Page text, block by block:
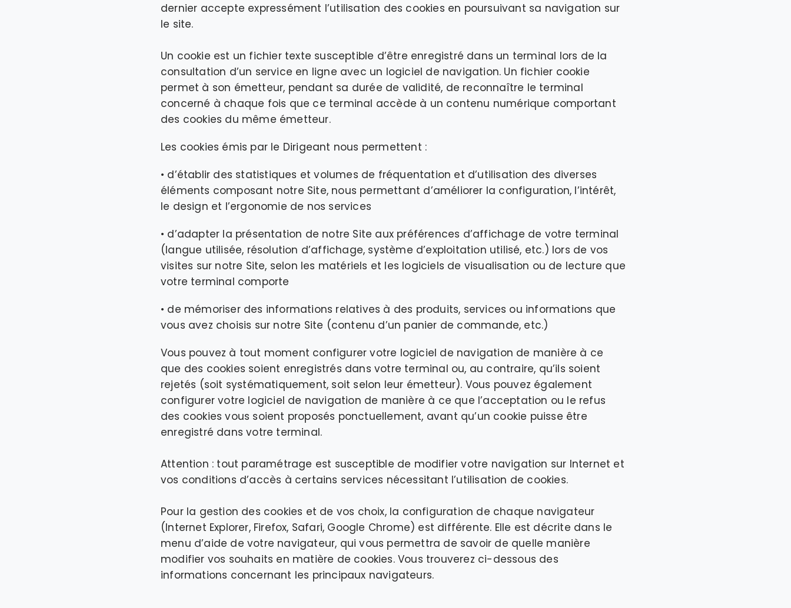
dernier accepte expressément l’utilisation des cookies en poursuivant sa navigation sur
le site.
Un cookie est un fichier texte susceptible d’être enregistré dans un terminal lors de la
consultation d’un service en ligne avec un logiciel de navigation. Un fichier cookie
permet à son émetteur, pendant sa durée de validité, de reconnaître le terminal
concerné à chaque fois que ce terminal accède à un contenu numérique comportant
des cookies du même émetteur.
Les cookies émis par le Dirigeant nous permettent :
• d’établir des statistiques et volumes de fréquentation et d’utilisation des diverses
éléments composant notre Site, nous permettant d’améliorer la configuration, l’intérêt,
le design et l’ergonomie de nos services
• d’adapter la présentation de notre Site aux préférences d’affichage de votre terminal
(langue utilisée, résolution d’affichage, système d’exploitation utilisé, etc.) lors de vos
visites sur notre Site, selon les matériels et les logiciels de visualisation ou de lecture que
votre terminal comporte
• de mémoriser des informations relatives à des produits, services ou informations que
vous avez choisis sur notre Site (contenu d’un panier de commande, etc.)
Vous pouvez à tout moment configurer votre logiciel de navigation de manière à ce
que des cookies soient enregistrés dans votre terminal ou, au contraire, qu’ils soient
rejetés (soit systématiquement, soit selon leur émetteur). Vous pouvez également
configurer votre logiciel de navigation de manière à ce que l’acceptation ou le refus
des cookies vous soient proposés ponctuellement, avant qu’un cookie puisse être
enregistré dans votre terminal.
Attention : tout paramétrage est susceptible de modifier votre navigation sur Internet et
vos conditions d’accès à certains services nécessitant l’utilisation de cookies.
Pour la gestion des cookies et de vos choix, la configuration de chaque navigateur
(Internet Explorer, Firefox, Safari, Google Chrome) est différente. Elle est décrite dans le
menu d’aide de votre navigateur, qui vous permettra de savoir de quelle manière
modifier vos souhaits en matière de cookies. Vous trouverez ci-dessous des
informations concernant les principaux navigateurs.